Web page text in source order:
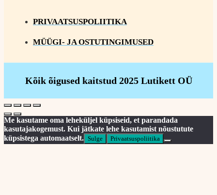
PRIVAATSUSPOLIITIKA
MÜÜGI- JA OSTUTINGIMUSED
Kõik õigused kaitstud 2025 Lutikett OÜ
Me kasutame oma leheküljel küpsiseid, et parandada
kasutajakogemust. Kui jätkate lehe kasutamist nõustutute
küpsistega automaatselt. Sulge Privaatsuspoliitika